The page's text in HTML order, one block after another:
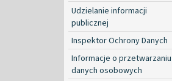
Udzielanie informacji
publicznej
Inspektor Ochrony Danych
Informacje o przetwarzaniu
danych osobowych